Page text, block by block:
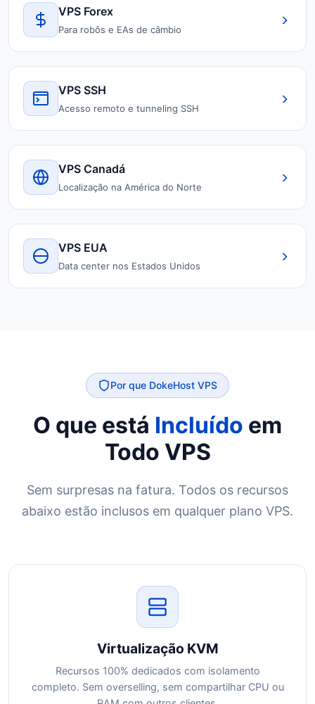
VPS Forex
Para robôs e EAs de câmbio
VPS SSH
Acesso remoto e tunneling SSH
VPS Canadá
Localização na América do Norte
VPS EUA
Data center nos Estados Unidos
Por que DokeHost VPS
O que está Incluído em
Todo VPS
Sem surpresas na fatura. Todos os recursos
abaixo estão inclusos em qualquer plano VPS.
Virtualização KVM
Recursos 100% dedicados com isolamento
completo. Sem overselling, sem compartilhar CPU ou